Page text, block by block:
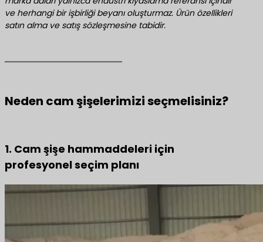
ve herhangi bir işbirliği beyanı oluşturmaz. Ürün özellikleri
satın alma ve satış sözleşmesine tabidir.
Neden cam şişelerimizi seçmelisiniz?
1. Cam şişe hammaddeleri için
profesyonel seçim planı